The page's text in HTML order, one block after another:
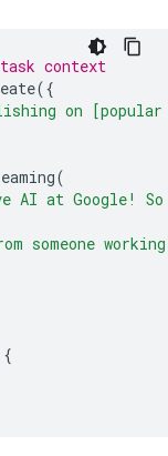
context
({
on [popular
(
AI at Google!
someone
{